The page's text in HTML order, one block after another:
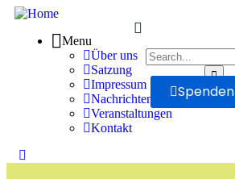
Menu
Über uns
Satzung
Impressum
Nachrichten
Veranstaltungen
Kontakt
Spenden